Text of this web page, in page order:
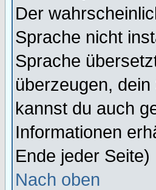
Der
Sprache nicht
Sprache
überzeugen,
kannst du auch
Informationen
Ende jeder Seite)
Nach oben